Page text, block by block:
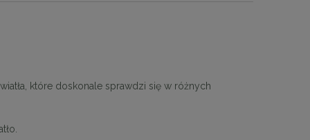
które doskonale sprawdzi się w różnych